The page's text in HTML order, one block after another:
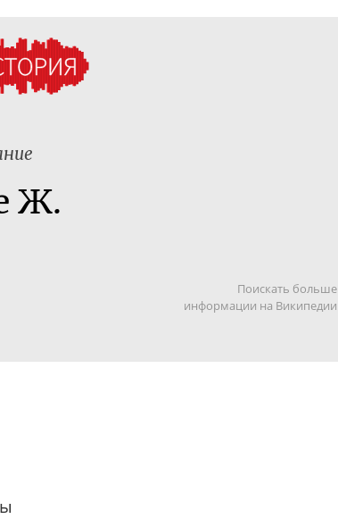
Ж.
Поискать больше
информации на Википедии